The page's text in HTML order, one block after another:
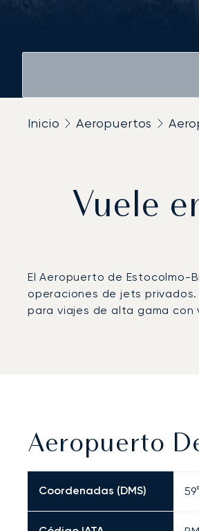
Inicio Aeropuertos
Vuele
El Aeropuerto de Estocolmo-
operaciones de jets
para viajes de alta gama con
Aeropuerto
Coordenadas (DMS)